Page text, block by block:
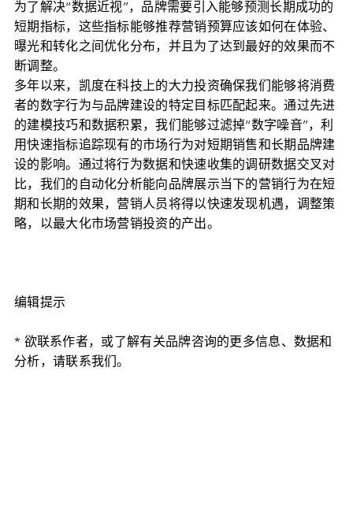
为了解决“数据近视”，品牌需要引入能够预测长期成功的
短期指标，这些指标能够推荐营销预算应该如何在体验、
曝光和转化之间优化分布，并且为了达到最好的效果而不
断调整。
多年以来，凯度在科技上的大力投资确保我们能够将消费
者的数字行为与品牌建设的特定目标匹配起来。通过先进
的建模技巧和数据积累，我们能够过滤掉“数字噪音”，利
用快速指标追踪现有的市场行为对短期销售和长期品牌建
设的影响。通过将行为数据和快速收集的调研数据交叉对
比，我们的自动化分析能向品牌展示当下的营销行为在短
期和长期的效果，营销人员将得以快速发现机遇，调整策
略，以最大化市场营销投资的产出。
编辑提示
* 欲联系作者，或了解有关品牌咨询的更多信息、数据和
分析，请联系我们。